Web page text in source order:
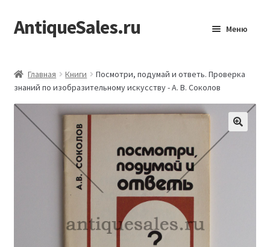
Перейти
к
Перейти
к
AntiqueSales.ru Меню
Главная Книги
Посмотри, подумай и ответь. Проверка
знаний по изобразительному искусству - А. В. Соколов